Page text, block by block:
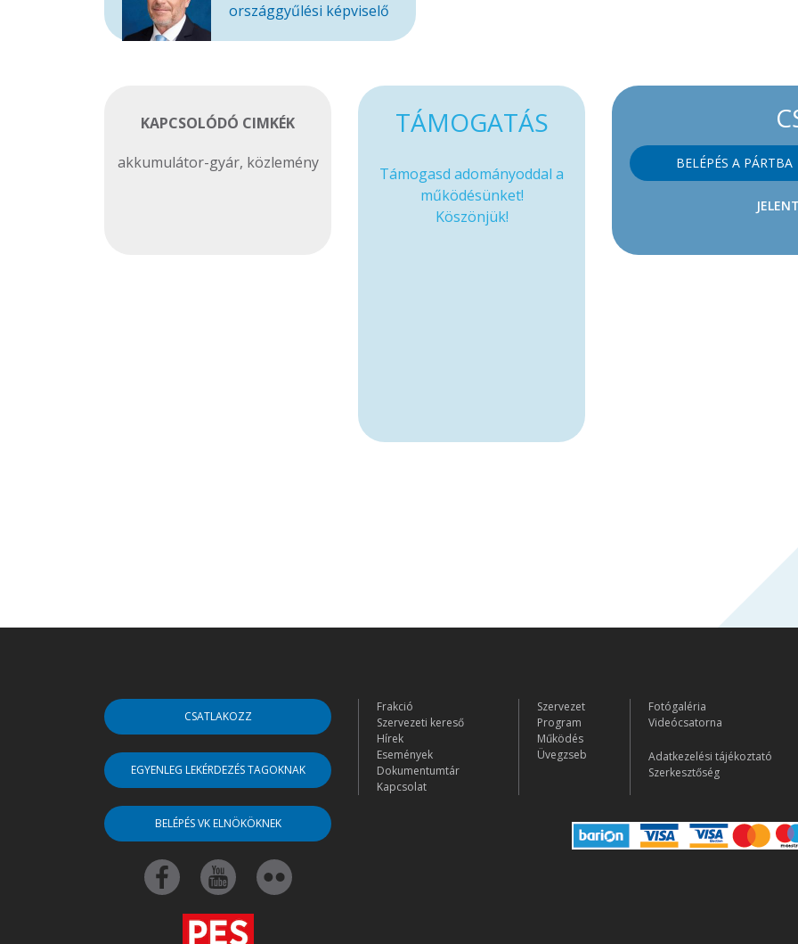
országgyűlési képviselő
KAPCSOLÓDÓ CIMKÉK
akkumulátor-gyár, közlemény BELÉPÉS A PÁRTBA
TÁMOGATÁS
Támogasd adományoddal a
működésünket!
Köszönjük!
CSATLAKOZZ
EGYENLEG LEKÉRDEZÉS TAGOKNAK
BELÉPÉS VK ELNÖKÖKNEK
Frakció
Szervezeti kereső
Hírek
Események
Dokumentumtár
Kapcsolat
Szervezet
Program
Működés
Üvegzseb
Fotógaléria
Videócsatorna
Adatkezelési tájékoztató
Szerkesztőség